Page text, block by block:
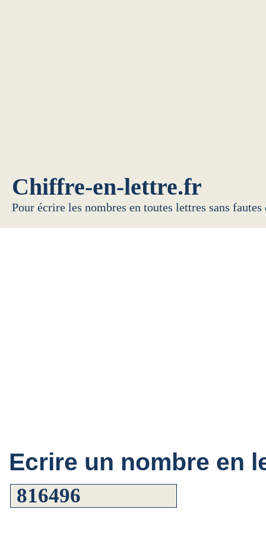
Chiffre-en-lettre.fr
Pour écrire les nombres en toutes lettres sans
Ecrire un nombre en